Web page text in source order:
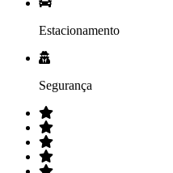
Estacionamento
Segurança